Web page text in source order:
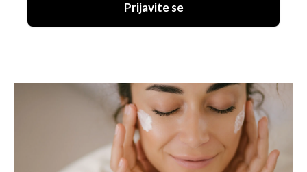
Prijavite se